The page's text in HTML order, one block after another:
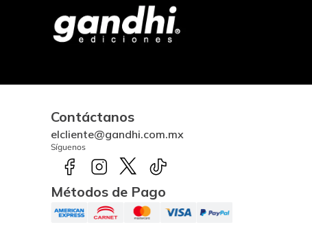
Contáctanos
elcliente@gandhi.com.mx
Síguenos
Métodos de Pago